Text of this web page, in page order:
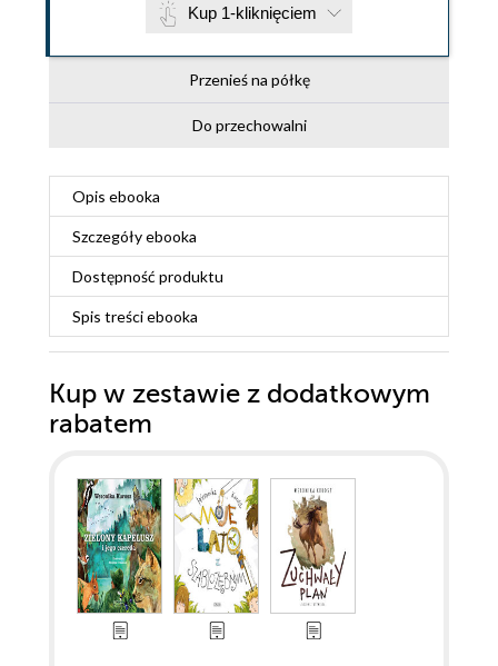
Kup 1-kliknięciem
Przenieś na półkę
Do przechowalni
Opis ebooka
Szczegółyebooka
Dostępność produktu
Spis treściebooka
Kup w zestawie z dodatkowym
rabatem